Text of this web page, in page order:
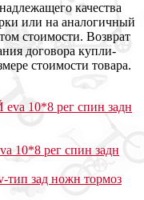
качества
или на аналогичный
стоимости. Возврат
договора купли-
стоимости товара.
10*8 рег спин задн